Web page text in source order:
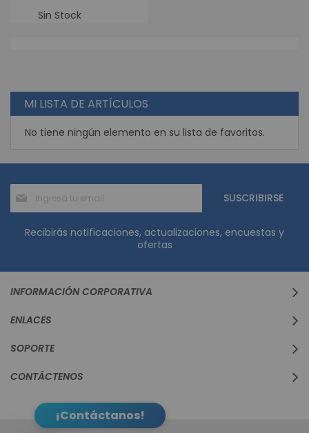
Sin Stock
¡Contáctanos!
MI LISTA DE ARTÍCULOS
No tiene ningún elemento en su lista de favoritos.
Suscríbase
al
boletín
informativo:
SUSCRIBIRSE
Recibirás notificaciones, actualizaciones, encuestas y
ofertas
INFORMACIÓN CORPORATIVA
ENLACES
SOPORTE
CONTÁCTENOS